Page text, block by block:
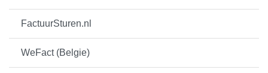
FactuurSturen.nl
WeFact (Belgie)